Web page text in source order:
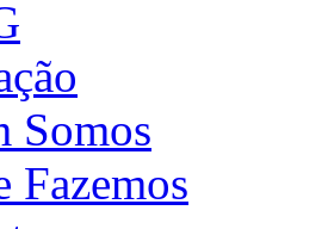
Somos
Fazemos